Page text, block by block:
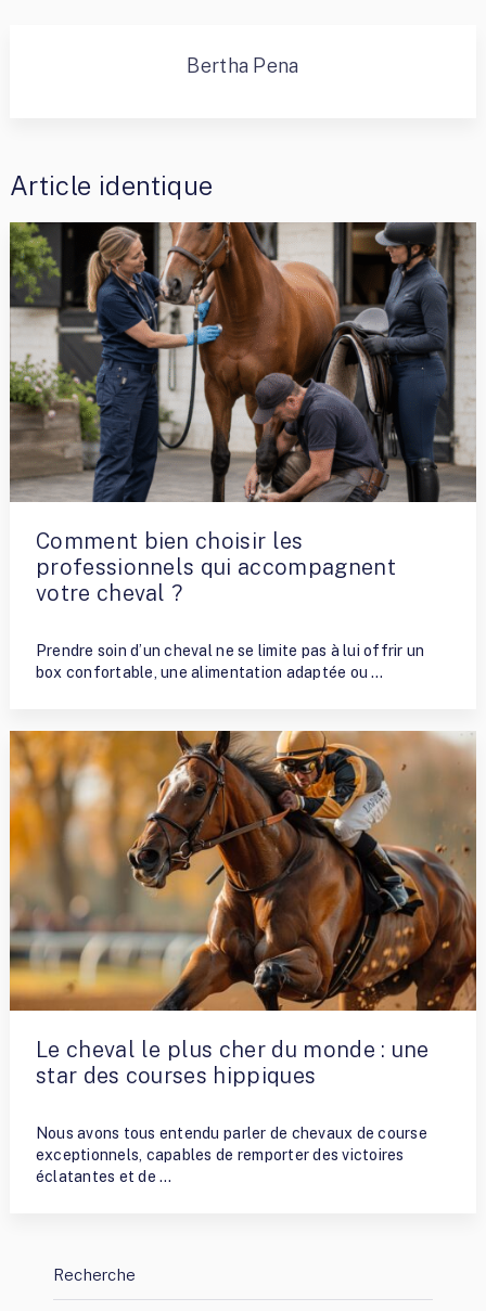
Bertha Pena
Article identique
Comment bien choisir les
professionnels qui accompagnent
votre cheval ?
Prendre soin d’un cheval ne se limite pas à lui offrir un
box confortable, une alimentation adaptée ou …
Le cheval le plus cher du monde : une
star des courses hippiques
Nous avons tous entendu parler de chevaux de course
exceptionnels, capables de remporter des victoires
éclatantes et de …
Recherche